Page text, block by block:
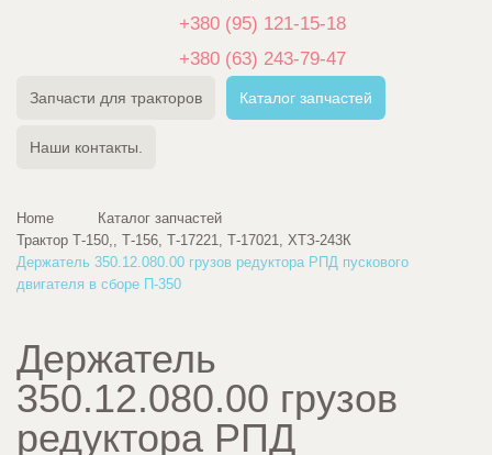
+380 (95) 121-15-18
+380 (63) 243-79-47
Запчасти для тракторов Каталог запчастей
Наши контакты.
Home
Каталог запчастей
Трактор Т-150,, Т-156, Т-17221, Т-17021, ХТЗ-243К
Держатель 350.12.080.00 грузов редуктора РПД пускового
двигателя в сборе П-350
Держатель
350.12.080.00 грузов
редуктора РПД